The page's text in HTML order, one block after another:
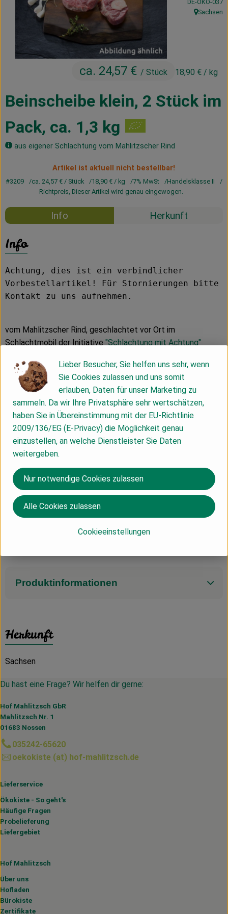
Kühltheke
Vorratskammer
Getränke
Haus, Garten & Co.
Lieferservice
Blog
Beinscheibe klein, 2 Stück im
Pack, ca. 1,3 kg
aus eigener Schlachtung vom Mahlitzscher Rind
ca. 24,57 € / Stück 18,90 € / kg
DE-ÖKO-037
, Herkunft:
Sachsen
Artikel ist aktuell nicht bestellbar!
#3209 ca. 24,57 € / Stück 18,90 € / kg 7% MwSt
Handelsklasse II
Richtpreis, Dieser Artikel wird genau eingewogen.
Info Herkunft
Info
Achtung, dies ist ein verbindlicher
Vorbestellartikel! Für Stornierungen bitte
Kontakt zu uns aufnehmen.
vom Mahlitzscher Rind, geschlachtet vor Ort im
Schlachtmobil der Initiative "Schlachtung mit Achtung"
Mindestens haltbar bis: 11.07.2026
Unser Demeter-Rindfleisch stammt ausschließlich von
Tieren unserer Herde. Wir halten Simmentaler Kühe, eine
Zweinutzungsrasse, die nicht nur Milch gibt, sondern auch
entsprechend Fleisch ansetzt.
Rindfleisch aus Mahlitzsch ist ein Naturprodukt, denn keine
Kuh gleicht der nächsten. So sind manche Stücke in unserem
Angebot stärker durchwachsen als andere. Dies ist
keinesfalls ein Mangel, sondern vielmehr ein
Qualitätsmerkmal, das die Natürlichkeit und Langsamkeit der
Aufzucht unterstreicht.
Die Tiere werden bei uns nicht für schnelle Fleischerzeugung
wachsen. Dies trägt zur besonderen Qualität des Fleisches
Produktinformationen
Herkunft
Sachsen
Du hast eine Frage? Wir helfen dir gerne:
Hof Mahlitzsch GbR
Mahlitzsch Nr. 1
01683 Nossen
035242-65620
oekokiste (at) hof-mahlitzsch.de
Lieferservice
Ökokiste - So geht's
Häufige Fragen
Probelieferung
Liefergebiet
Hof Mahlitzsch
Über uns
Hofladen
Bürokiste
Zertifikate
Lieber Besucher, Sie helfen uns sehr, wenn
Sie Cookies zulassen und uns somit
erlauben, Daten für unser Marketing zu
sammeln. Da wir Ihre Privatsphäre sehr wertschätzen,
haben Sie in Übereinstimmung mit der EU-Richtlinie
2009/136/EG (E-Privacy) die Möglichkeit genau
einzustellen, an welche Dienstleister Sie Daten
weitergeben.
Cookieeinstellungen
Nur notwendige Cookies zulassen
Alle Cookies zulassen